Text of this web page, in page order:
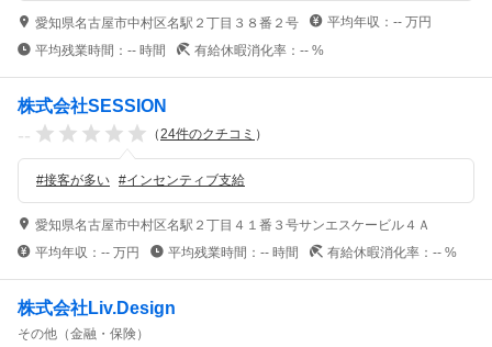
愛知県名古屋市中村区名駅２丁目３８番２号 平均年収： -- 万円
平均残業時間： -- 時間 有給休暇消化率： -- %
株式会社SESSION
-- （24件のクチコミ ）
#接客が多い #インセンティブ支給
愛知県名古屋市中村区名駅２丁目４１番３号サンエスケービル４Ａ
平均年収： -- 万円 平均残業時間： -- 時間 有給休暇消化率： -- %
株式会社Liv.Design
その他（金融・保険）